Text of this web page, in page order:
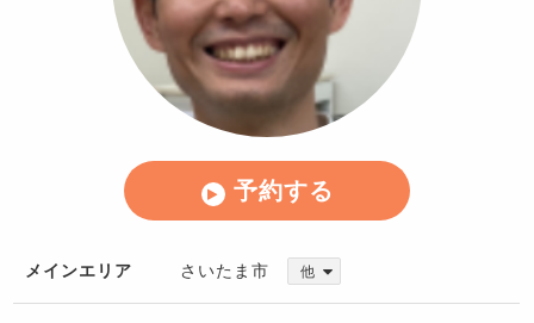
予約する
メインエリア さいたま市 他